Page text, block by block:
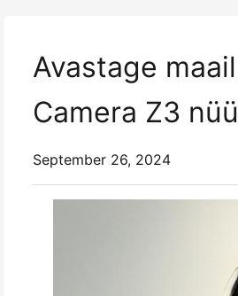
Avastage
Camera Z3
September 26, 2024